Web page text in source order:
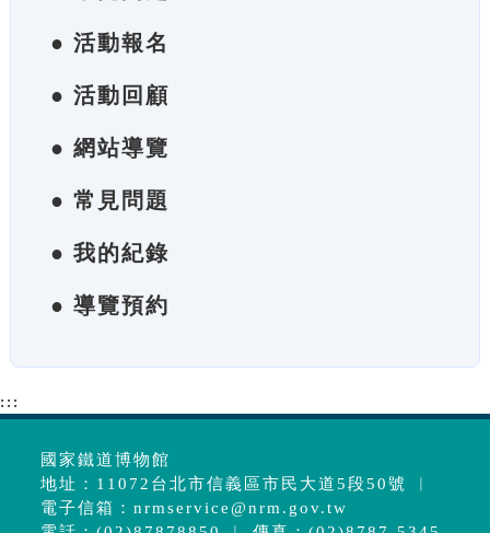
● 活動報名
● 活動回顧
● 網站導覽
● 常見問題
● 我的紀錄
● 導覽預約
:::
國家鐵道博物館
地址：11072台北市信義區市民大道5段50號 ︱
電子信箱：nrmservice@nrm.gov.tw